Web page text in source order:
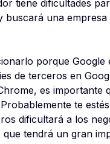
tiene dificultades
una
porque Google
de terceros en
es importante
te
dificultará a los
tendrá un gran